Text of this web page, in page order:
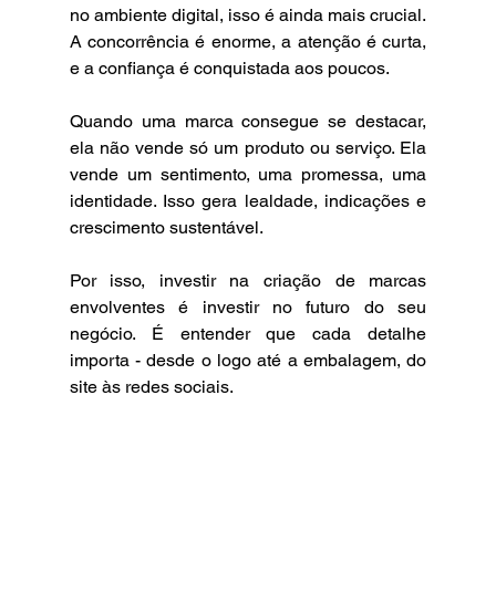
no ambiente digital, isso é ainda mais crucial.
A concorrência é enorme, a atenção é curta,
e a confiança é conquistada aos poucos.
Quando uma marca consegue se destacar,
ela não vende só um produto ou serviço. Ela
vende um sentimento, uma promessa, uma
identidade. Isso gera lealdade, indicações e
crescimento sustentável.
Por isso, investir na criação de marcas
envolventes é investir no futuro do seu
negócio. É entender que cada detalhe
importa - desde o logo até a embalagem, do
site às redes sociais.